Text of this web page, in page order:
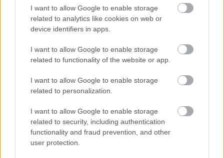
I want to allow Google to enable storage
related to analytics like cookies on web or
device identifiers in apps.
I want to allow Google to enable storage
related to functionality of the website or app.
I want to allow Google to enable storage
related to personalization.
I want to allow Google to enable storage
related to security, including authentication
functionality and fraud prevention, and other
user protection.
Τι αλλάζει στους ελέγχους ΚΤΕΟ για τα
diesel -Ποια οχήματα θα κόβονται